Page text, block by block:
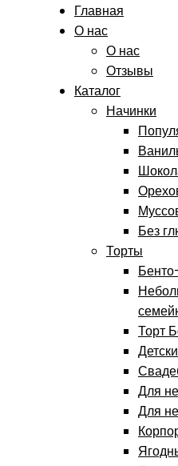
Главная
О нас
О нас
Отзывы
Каталог
Начинки
Без
Торты
Торт
Для
Для